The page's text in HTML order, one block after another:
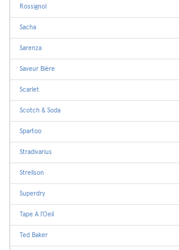
Rossignol
Sacha
Sarenza
Saveur Bière
Scarlet
Scotch & Soda
Spartoo
Stradivarius
Strellson
Superdry
Tape A l'Oeil
Ted Baker